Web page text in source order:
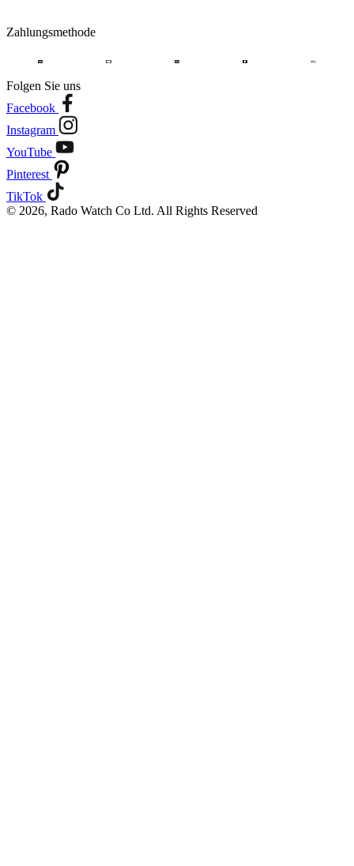
Zahlungsmethode
Folgen Sie uns
Facebook
Instagram
YouTube
Pinterest
TikTok
© 2026, Rado Watch Co Ltd. All Rights Reserved